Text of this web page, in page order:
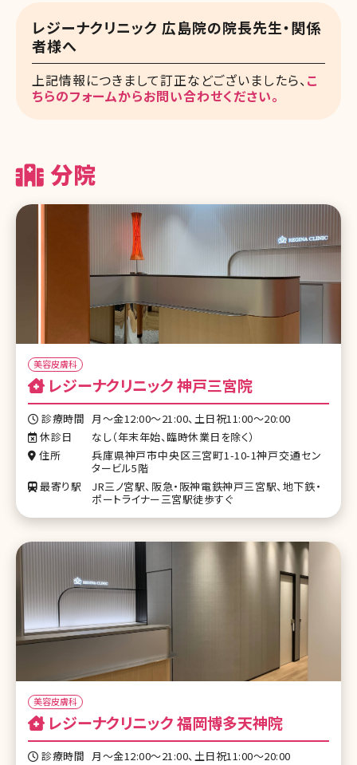
レジーナクリニック 広島院の院長先生・関係
者様へ
上記情報につきまして訂正などございましたら、 こ
ちらのフォームからお問い合わせください。
分院
美容皮膚科
レジーナクリニック 神戸三宮院
診療時間 月〜金12:00〜21:00、土日祝11:00〜20:00
休診日
なし（年末年始、臨時休業日を除く）
住所
兵庫県神⼾市中央区三宮町1-10-1神戸交通セン
タービル5階
最寄り駅
JR三ノ宮駅、阪急・阪神電鉄神戸三宮駅、地下鉄・
ポートライナー三宮駅徒歩すぐ
美容皮膚科
レジーナクリニック 福岡博多天神院
診療時間 月〜金12:00〜21:00、土日祝11:00〜20:00